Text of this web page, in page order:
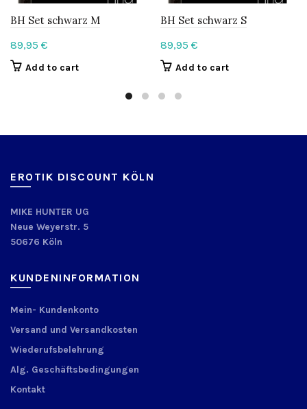
BH Set schwarz M
89,95 €
Add to cart
BH Set schwarz S
89,95 €
Add to cart
EROTIK DISCOUNT KÖLN
MIKE HUNTER UG
Neue Weyerstr. 5
50676 Köln
KUNDENINFORMATION
Mein- Kundenkonto
Versand und Versandkosten
Wiederufsbelehrung
Alg. Geschäftsbedingungen
Kontakt